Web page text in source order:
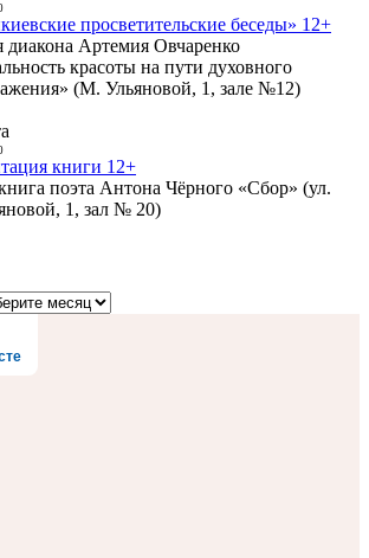
просветительские беседы» 12+
диакона Артемия Овчаренко
красоты на пути духовного
(М. Ульяновой, 1, зале №12)
книги 12+
поэта Антона Чёрного «Сбор» (ул.
1, зал № 20)